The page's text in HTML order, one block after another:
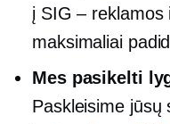
į SIG – reklamos
maksimaliai
Mes pasikelti
Paskleisime jūsų